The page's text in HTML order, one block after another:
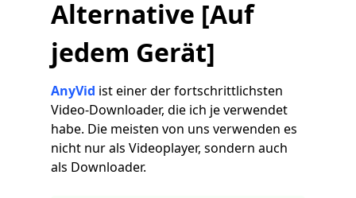
Alternative [Auf
jedem Gerät]
AnyVid ist einer der fortschrittlichsten
Video-Downloader, die ich je verwendet
habe. Die meisten von uns verwenden es
nicht nur als Videoplayer, sondern auch
als Downloader.